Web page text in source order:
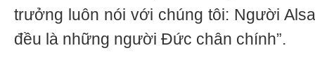
trưởng luôn nói với chúng tôi: Người
đều là những người Đức chân chính”.